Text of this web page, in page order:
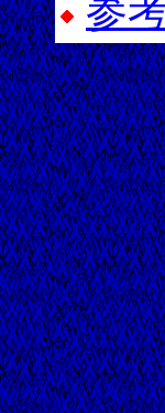
参